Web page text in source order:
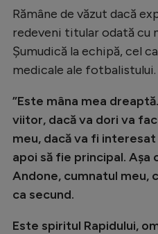
Tenis
Handbal
Natație
Formula 1
Auto
Ciclism
Rămâne de văzut dacă
redeveni titular odată cu
Șumudică la echipă, cel
medicale ale fotbalistului.
”Este mâna mea
viitor, dacă va dori va
meu, dacă va fi
apoi să fie principal. Așa
Andone, cumnatul meu,
ca secund.
Este spiritul Rapidului,